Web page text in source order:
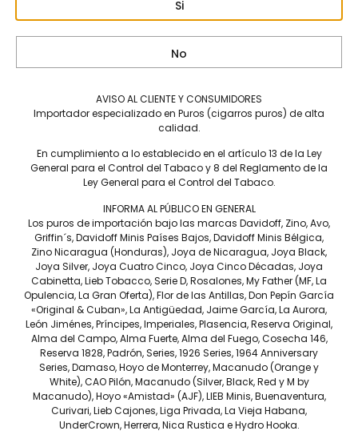
My Father Le Bijou 1922
Torpedo – Caja C/23 Puros
My Father Le Bijou 1922 Petit
Robusto – Caja C/23 Puros
Tel: (55) 5547-8994
contacto@lieb.com.mx
Puros
DAVIDOFF
LIEB TOBACCO
SERIE D
JOYA DE NICARAGUA
ROSALONES
CAMACHO
JAIME GARCÍA
PLASENCIA
DREW ESTATE
LIGA PRIVADA
UNDERCROWN
NICA RÚSTICA
Si
No
AVISO AL CLIENTE Y CONSUMIDORES
Importador especializado en Puros (cigarros puros) de alta
calidad.
En cumplimiento a lo establecido en el artículo 13 de la Ley
General para el Control del Tabaco y 8 del Reglamento de la
Ley General para el Control del Tabaco.
INFORMA AL PÚBLICO EN GENERAL
Los puros de importación bajo las marcas Davidoff, Zino, Avo,
Griffin´s, Davidoff Minis Países Bajos, Davidoff Minis Bélgica,
Zino Nicaragua (Honduras), Joya de Nicaragua, Joya Black,
Joya Silver, Joya Cuatro Cinco, Joya Cinco Décadas, Joya
Cabinetta, Lieb Tobacco, Serie D, Rosalones, My Father (MF, La
Opulencia, La Gran Oferta), Flor de las Antillas, Don Pepín García
«Original & Cuban», La Antigüedad, Jaime García, La Aurora,
León Jiménes, Príncipes, Imperiales, Plasencia, Reserva Original,
Alma del Campo, Alma Fuerte, Alma del Fuego, Cosecha 146,
Reserva 1828, Padrón, Series, 1926 Series, 1964 Anniversary
Series, Damaso, Hoyo de Monterrey, Macanudo (Orange y
White), CAO Pilón, Macanudo (Silver, Black, Red y M by
Macanudo), Hoyo «Amistad» (AJF), LIEB Minis, Buenaventura,
Curivari, Lieb Cajones, Liga Privada, La Vieja Habana,
UnderCrown, Herrera, Nica Rustica e Hydro Hooka.